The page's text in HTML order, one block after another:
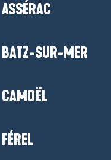
ASSÉRAC
BATZ-SUR-MER
CAMOËL
FÉREL
immersion dans
et par la place qu’il
étiers et œillets